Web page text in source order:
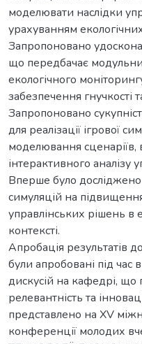
моделювати наслідки
урахуванням
Запропоновано
що передбачає
екологічного
забезпечення гнучкості
Запропоновано
для реалізації ігрової
моделювання сценаріїв,
інтерактивного аналізу
Вперше було
симуляцій на
управлінських рішень в
контексті.
Апробація результатів
були апробовані під час
дискусій на кафедрі, що
релевантність та
представлено на XV
конференції молодих